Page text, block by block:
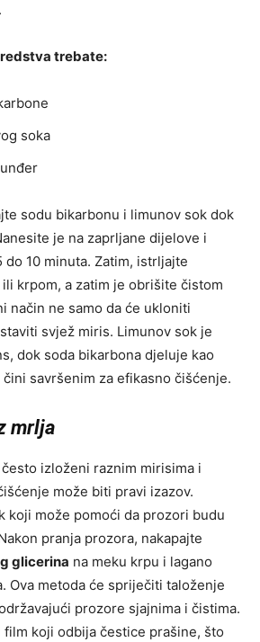
trebate:
soka
sodu bikarbonu i limunov sok dok
je na zaprljane dijelove i
10 minuta. Zatim, istrljajte
krpom, a zatim je obrišite čistom
način ne samo da će ukloniti
svjež miris. Limunov sok je
dok soda bikarbona djeluje kao
čini savršenim za efikasno čišćenje.
mrlja
izloženi raznim mirisima i
može biti pravi izazov.
koji može pomoći da prozori budu
pranja prozora, nakapajte
glicerina na meku krpu i lagano
Ova metoda će spriječiti taloženje
prozore sjajnima i čistima.
film koji odbija čestice prašine, što